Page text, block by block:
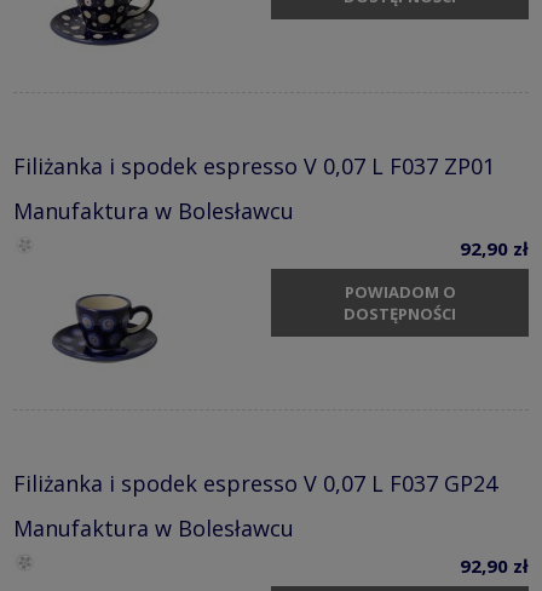
Filiżanka i spodek espresso V 0,07 L F037 ZP01
Manufaktura w Bolesławcu
92,90 zł
POWIADOM O
DOSTĘPNOŚCI
Filiżanka i spodek espresso V 0,07 L F037 GP24
Manufaktura w Bolesławcu
92,90 zł